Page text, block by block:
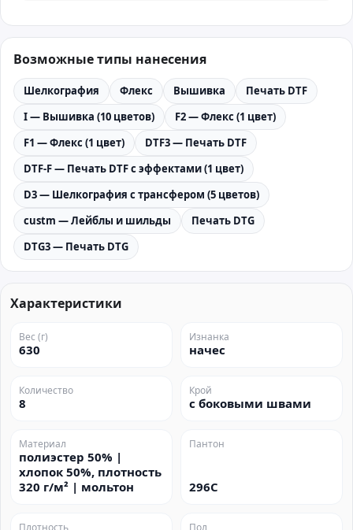
Возможные типы нанесения
Шелкография Флекс Вышивка
Печать DTF
I — Вышивка (10 цветов)
F2 — Флекс (1 цвет)
F1 — Флекс (1 цвет)
DTF3 — Печать DTF
DTF-F — Печать DTF с эффектами (1 цвет)
D3 — Шелкография с трансфером (5 цветов)
custm — Лейблы и шильды
Печать DTG
DTG3 — Печать DTG
Характеристики
Вес (г)
630
Изнанка
начес
Количество
8
Крой
с боковыми швами
Материал
полиэстер 50% |
хлопок 50%, плотность
320 г/м² | мольтон
Пантон
296C
Плотность Пол